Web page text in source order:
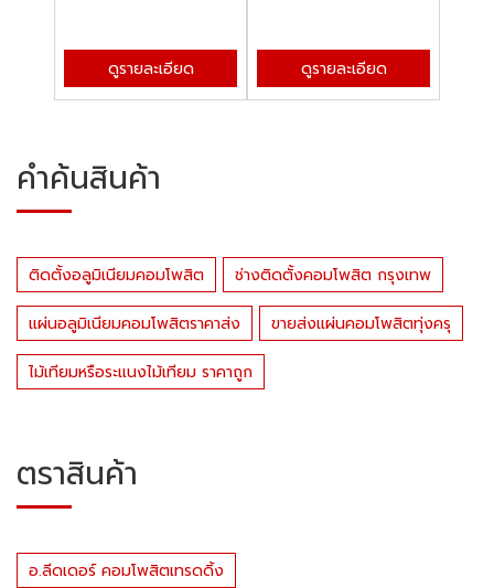
ดูรายละเอียด ดูรายละเอียด
คำค้นสินค้า
ติดตั้งอลูมิเนียมคอมโพสิต ช่างติดตั้งคอมโพสิต กรุงเทพ
แผ่นอลูมิเนียมคอมโพสิตราคาส่ง ขายส่งแผ่นคอมโพสิตทุ่งครุ
ไม้เทียมหรือระแนงไม้เทียม ราคาถูก
ตราสินค้า
อ.ลีดเดอร์ คอมโพสิตเทรดดิ้ง